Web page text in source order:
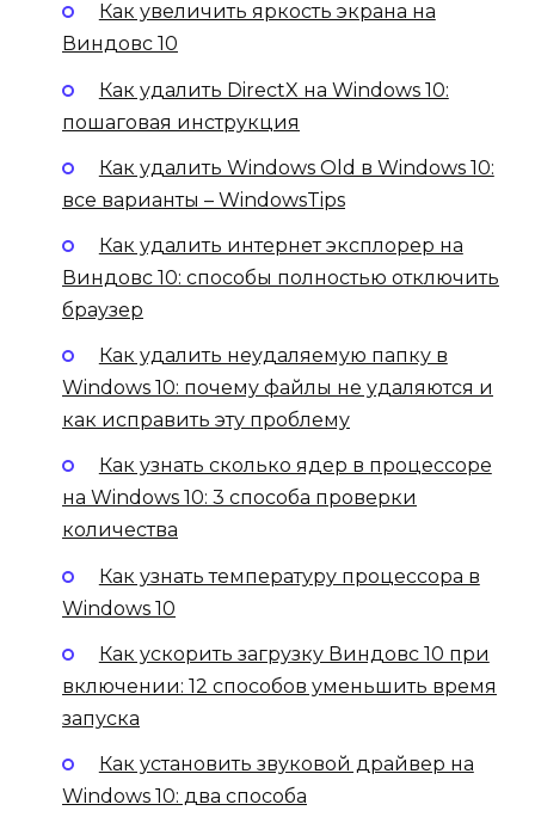
Как увеличить яркость экрана на
Виндовс 10
Как удалить DirectX на Windows 10:
пошаговая инструкция
Как удалить Windows Old в Windows 10:
все варианты – WindowsTips
Как удалить интернет эксплорер на
Виндовс 10: способы полностью отключить
браузер
Как удалить неудаляемую папку в
Windows 10: почему файлы не удаляются и
как исправить эту проблему
Как узнать сколько ядер в процессоре
на Windows 10: 3 способа проверки
количества
Как узнать температуру процессора в
Windows 10
Как ускорить загрузку Виндовс 10 при
включении: 12 способов уменьшить время
запуска
Как установить звуковой драйвер на
Windows 10: два способа